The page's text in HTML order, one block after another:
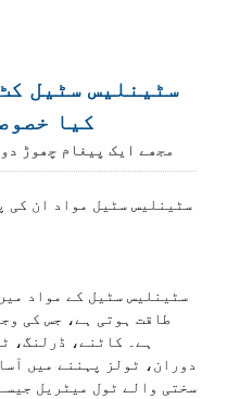
سٹینلیس سٹیل
کیا
مجھے ایک پیغام چھوڑ دو
سٹینلیس سٹیل مواد ان کی
سٹینلیس سٹیل کے مواد
طاقت ہوتی ہے، جس کی
ہے۔ کاٹنے، ڈرلنگ،
دوران، ٹولز پہننے میں
سختی والے ٹول میٹریل